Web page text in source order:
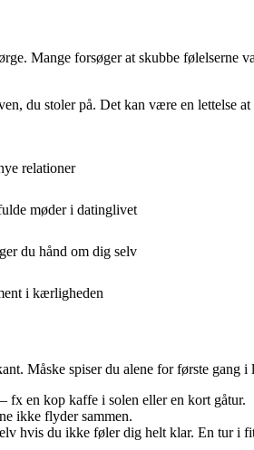
Mange forsøger at skubbe
du stoler på. Det kan være en lettelse
relationer
møder i datinglivet
du hånd om dig selv
i kærligheden
Måske spiser du alene for første
fx en kop kaffe i solen eller en kort gåtur.
ikke flyder sammen.
hvis du ikke føler dig helt klar. En tur i